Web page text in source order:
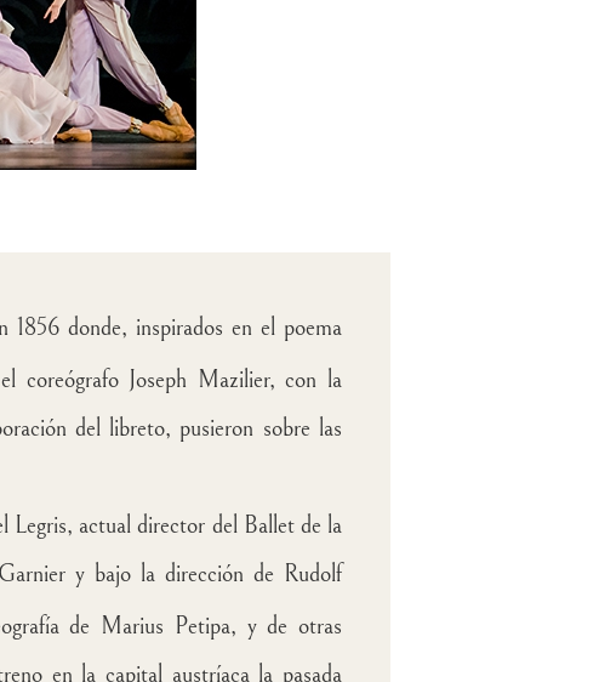
donde, inspirados en el poema
coreógrafo Joseph Mazilier, con la
del libreto, pusieron sobre las
Legris, actual director del Ballet de la
y bajo la dirección de Rudolf
de Marius Petipa, y de otras
en la capital austríaca la pasada